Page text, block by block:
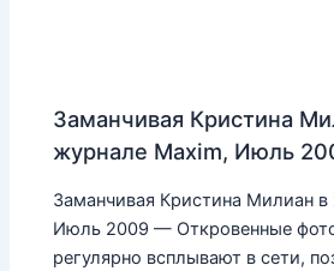
Заманчивая Кристина
журнале Maxim, Июль
Заманчивая Кристина Милиан
Июль 2009 — Откровенные
регулярно всплывают в сети,